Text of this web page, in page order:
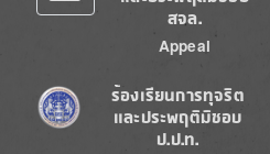
สจล.
Appeal
Image
ร้องเรียนการทุจริต
และประพฤติมิชอบ
ป.ป.ท.